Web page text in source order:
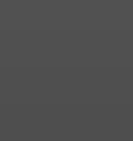
Росгвардии изъяты